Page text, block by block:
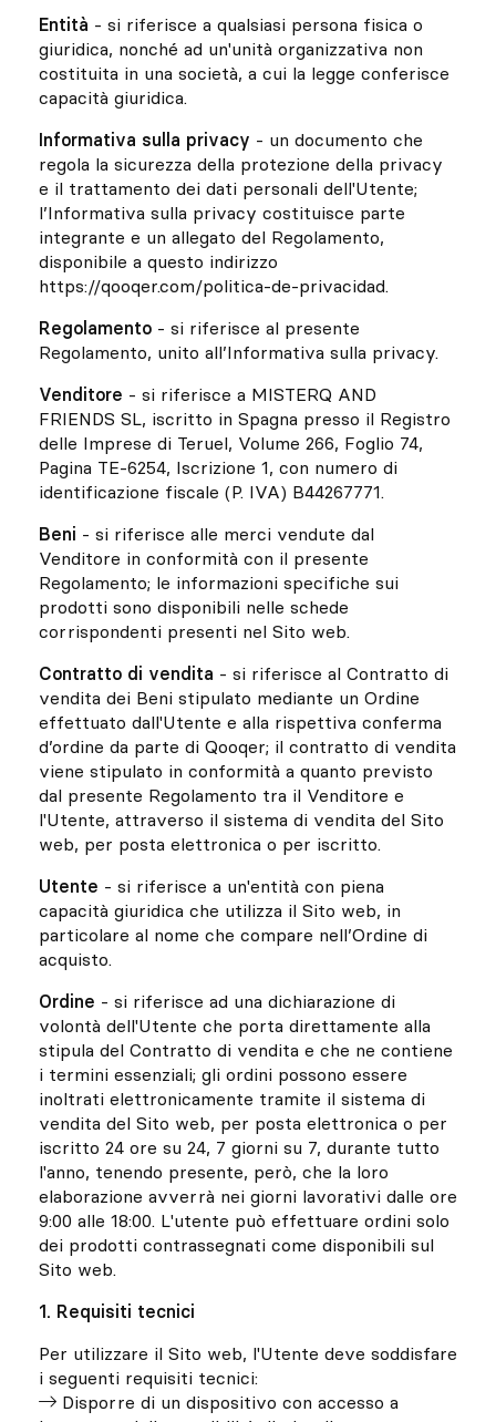
Entità - si riferisce a qualsiasi persona fisica o
giuridica, nonché ad un'unità organizzativa non
costituita in una società, a cui la legge conferisce
capacità giuridica.
Informativa sulla privacy - un documento che
regola la sicurezza della protezione della privacy
e il trattamento dei dati personali dell'Utente;
l’Informativa sulla privacy costituisce parte
integrante e un allegato del Regolamento,
disponibile a questo indirizzo
https://qooqer.com/politica-de-privacidad.
Regolamento - si riferisce al presente
Regolamento, unito all’Informativa sulla privacy.
Venditore - si riferisce a MISTERQ AND
FRIENDS SL, iscritto in Spagna presso il Registro
delle Imprese di Teruel, Volume 266, Foglio 74,
Pagina TE-6254, Iscrizione 1, con numero di
identificazione fiscale (P. IVA) B44267771.
Beni - si riferisce alle merci vendute dal
Venditore in conformità con il presente
Regolamento; le informazioni specifiche sui
prodotti sono disponibili nelle schede
corrispondenti presenti nel Sito web.
Contratto di vendita - si riferisce al Contratto di
vendita dei Beni stipulato mediante un Ordine
effettuato dall'Utente e alla rispettiva conferma
d’ordine da parte di Qooqer; il contratto di vendita
viene stipulato in conformità a quanto previsto
dal presente Regolamento tra il Venditore e
l'Utente, attraverso il sistema di vendita del Sito
web, per posta elettronica o per iscritto.
Utente - si riferisce a un'entità con piena
capacità giuridica che utilizza il Sito web, in
particolare al nome che compare nell’Ordine di
acquisto.
Ordine - si riferisce ad una dichiarazione di
volontà dell'Utente che porta direttamente alla
stipula del Contratto di vendita e che ne contiene
i termini essenziali; gli ordini possono essere
inoltrati elettronicamente tramite il sistema di
vendita del Sito web, per posta elettronica o per
iscritto 24 ore su 24, 7 giorni su 7, durante tutto
l'anno, tenendo presente, però, che la loro
elaborazione avverrà nei giorni lavorativi dalle ore
9:00 alle 18:00. L'utente può effettuare ordini solo
dei prodotti contrassegnati come disponibili sul
Sito web.
1. Requisiti tecnici
Per utilizzare il Sito web, l'Utente deve soddisfare
i seguenti requisiti tecnici:
Disporre di un dispositivo con accesso a